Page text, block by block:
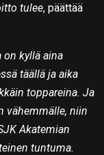
tulee, päättää
on kyllä aina
täällä ja aika
toppareina. Ja
vähemmälle, niin
Akatemian
tuntuma.